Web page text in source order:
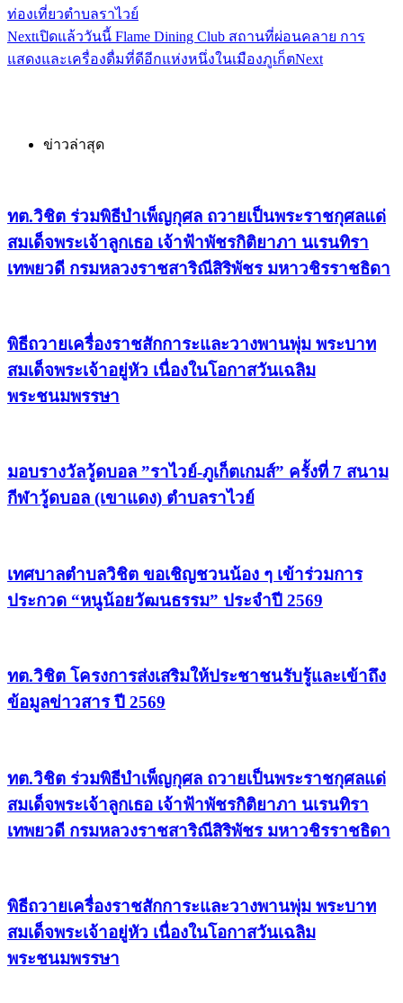
ท่องเที่ยวตำบลราไวย์
Nextเปิดแล้ววันนี้ Flame Dining Club สถานที่ผ่อนคลาย การ
แสดงและเครื่องดื่มที่ดีอีกแห่งหนึ่งในเมืองภูเก็ตNext
ข่าวล่าสุด
ทต.วิชิต ร่วมพิธีบำเพ็ญกุศล ถวายเป็นพระราชกุศลแด่
สมเด็จพระเจ้าลูกเธอ เจ้าฟ้าพัชรกิติยาภา นเรนทิรา
เทพยวดี กรมหลวงราชสาริณีสิริพัชร มหาวชิรราชธิดา
พิธีถวายเครื่องราชสักการะและวางพานพุ่ม พระบาท
สมเด็จพระเจ้าอยู่หัว เนื่องในโอกาสวันเฉลิม
พระชนมพรรษา
มอบรางวัลวู้ดบอล ”ราไวย์-ภูเก็ตเกมส์” ครั้งที่ 7 สนาม
กีฬาวู้ดบอล (เขาแดง) ตำบลราไวย์
เทศบาลตำบลวิชิต ขอเชิญชวนน้อง ๆ เข้าร่วมการ
ประกวด “หนูน้อยวัฒนธรรม” ประจำปี 2569
ทต.วิชิต โครงการส่งเสริมให้ประชาชนรับรู้และเข้าถึง
ข้อมูลข่าวสาร ปี 2569
ทต.วิชิต ร่วมพิธีบำเพ็ญกุศล ถวายเป็นพระราชกุศลแด่
สมเด็จพระเจ้าลูกเธอ เจ้าฟ้าพัชรกิติยาภา นเรนทิรา
เทพยวดี กรมหลวงราชสาริณีสิริพัชร มหาวชิรราชธิดา
พิธีถวายเครื่องราชสักการะและวางพานพุ่ม พระบาท
สมเด็จพระเจ้าอยู่หัว เนื่องในโอกาสวันเฉลิม
พระชนมพรรษา